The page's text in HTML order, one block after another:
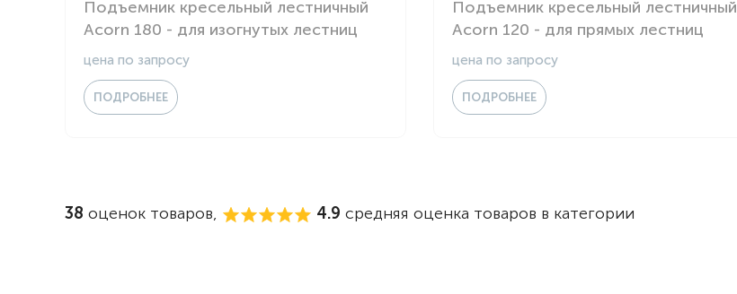
электроприводом
Скутеры
Оборудование с туалетом
Приставки для кресел-
Кислородное оборудование
Комнатные
Для бассейна
Электрические
Подъемник кресельный лестничный
Acorn 180 - для изогнутых лестниц
цена по запросу
ПОДРОБНЕЕ
Подъемник кресельный лестничный
Acorn 120 - для прямых лестниц
цена по запросу
ПОДРОБНЕЕ
38 оценок товаров, 4.9 средняя оценка товаров в категории